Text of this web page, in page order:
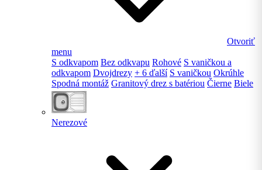
Otvoriť
menu
S odkvapom Bez odkvapu Rohové S vaničkou a
odkvapom Dvojdrezy + 6 ďalší S vaničkou Okrúhle
Spodná montáž Granitový drez s batériou Čierne Biele
Nerezové